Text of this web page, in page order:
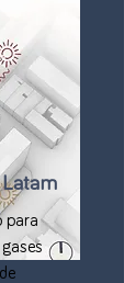
para